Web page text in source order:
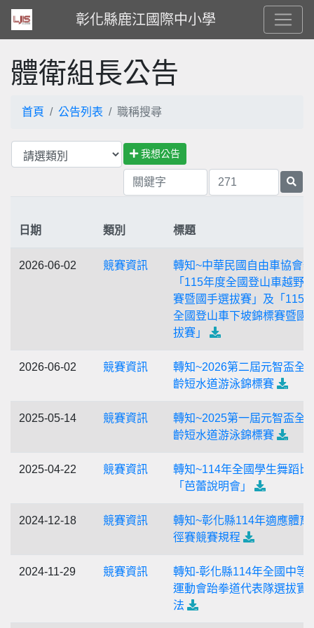
彰化縣鹿江國際中小學
體衛組長公告
首頁 公告列表 職稱搜尋
我想公告
日期 類別 標題
2026-06-02 競賽資訊
轉知~中華民國自由車協會
「115年度全國登山車越野
賽暨國手選拔賽」及「115
全國登山車下坡錦標賽暨國
拔賽」
2026-06-02 競賽資訊
轉知~2026第二屆元智盃全
齡短水道游泳錦標賽
2025-05-14 競賽資訊
轉知~2025第一屆元智盃全
齡短水道游泳錦標賽
2025-04-22 競賽資訊
轉知~114年全國學生舞蹈比
「芭蕾說明會」
2024-12-18 競賽資訊
轉知~彰化縣114年適應體育
徑賽競賽規程
2024-11-29 競賽資訊
轉知-彰化縣114年全國中等
運動會跆拳道代表隊選拔實
法